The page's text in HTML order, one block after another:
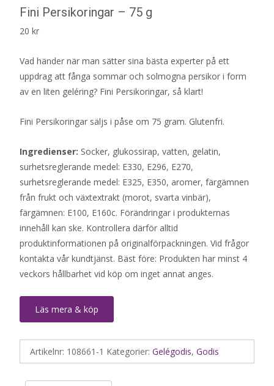
Fini Persikoringar – 75 g
20 kr
Vad händer när man sätter sina bästa experter på ett
uppdrag att fånga sommar och solmogna persikor i form
av en liten geléring? Fini Persikoringar, så klart!
Fini Persikoringar säljs i påse om 75 gram. Glutenfri.
Ingredienser: Socker, glukossirap, vatten, gelatin,
surhetsreglerande medel: E330, E296, E270,
surhetsreglerande medel: E325, E350, aromer, färgämnen
från frukt och växtextrakt (morot, svarta vinbär),
färgämnen: E100, E160c. Förändringar i produkternas
innehåll kan ske. Kontrollera därför alltid
produktinformationen på originalförpackningen. Vid frågor
kontakta vår kundtjänst. Bäst före: Produkten har minst 4
veckors hållbarhet vid köp om inget annat anges.
Läs mera & köp
Artikelnr: 108661-1 Kategorier: Gelégodis, Godis